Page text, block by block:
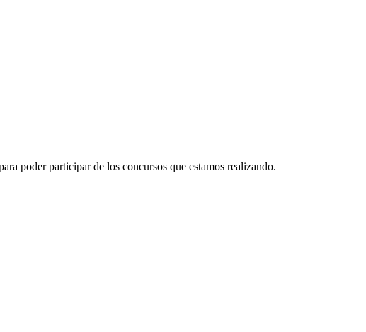
poder participar de los concursos que estamos realizando.